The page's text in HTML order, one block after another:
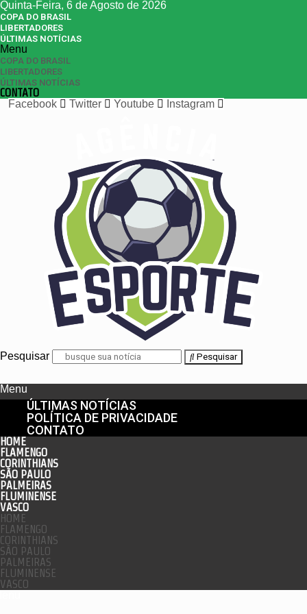
Quinta-Feira, 6 de Agosto de 2026
COPA DO BRASIL
LIBERTADORES
ÚLTIMAS NOTÍCIAS
Menu
COPA DO BRASIL
LIBERTADORES
ÚLTIMAS NOTÍCIAS
CONTATO
Facebook
Twitter Youtube Instagram
Pesquisar Pesquisar
Menu
ÚLTIMAS NOTÍCIAS
POLÍTICA DE PRIVACIDADE
CONTATO
HOME
FLAMENGO
CORINTHIANS
SÃO PAULO
PALMEIRAS
FLUMINENSE
VASCO
HOME
FLAMENGO
CORINTHIANS
SÃO PAULO
PALMEIRAS
FLUMINENSE
VASCO